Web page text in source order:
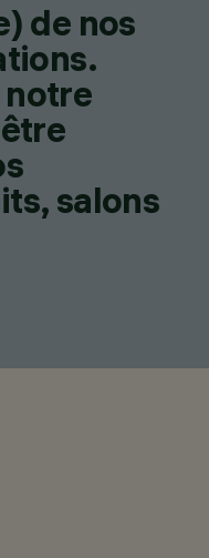
de nos
notre
salons